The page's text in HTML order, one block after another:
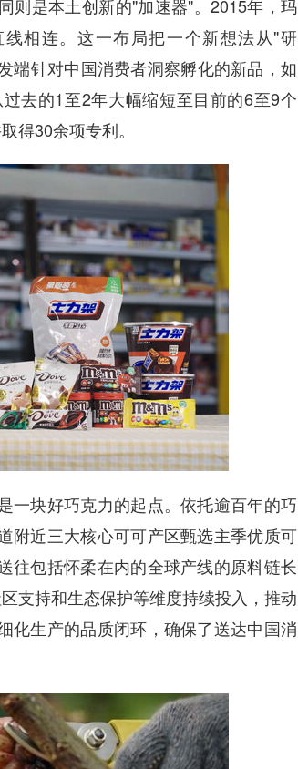
是本土创新的"加速器"。2015年，玛
相连。这一布局把一个新想法从"研
端针对中国消费者洞察孵化的新品，如
去的1至2年大幅缩短至目前的6至9个
得30余项专利。
块好巧克力的起点。依托逾百年的巧
附近三大核心可可产区甄选主季优质可
往包括怀柔在内的全球产线的原料链长
支持和生态保护等维度持续投入，推动
化生产的品质闭环，确保了送达中国消